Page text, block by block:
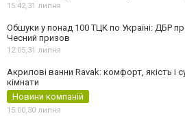
15:42,31 липня
Обшуки у понад 100 ТЦК по Україні: ДБР
Чесний призов
12:05,31 липня
Акрилові ванни Ravak: комфорт, якість і
кімнати
Новини компаній
15:00,30 липня